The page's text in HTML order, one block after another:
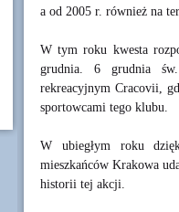
a od 2005 r. również na
W tym roku kwesta
grudnia. 6 grudnia
rekreacyjnym Cracovii,
sportowcami tego klubu.
W ubiegłym roku
mieszkańców Krakowa
historii tej akcji.